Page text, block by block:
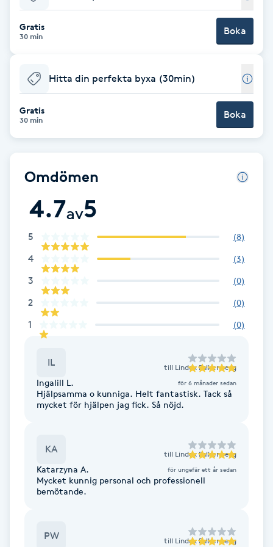
Babylights
Balayage
Barber
Bottenfärg
Brynformning
Brynfärgning
Brynplockning
Bröllopsuppsättning
Celluliter
Coachning
Gratis
30 min Boka
Hitta din perfekta byxa (30min)
Gratis
30 min Boka
Omdömen
4.7av5
5 (8)
4 (3)
3 (0)
2 (0)
1 (0)
IL till Lindex Falkenberg
Ingalill L. för 6 månader sedan
Hjälpsamma o kunniga. Helt fantastisk. Tack så
mycket för hjälpen jag fick. Så nöjd.
KA till Lindex Falkenberg
Katarzyna A. för ungefär ett år sedan
Mycket kunnig personal och professionell
bemötande.
PW till Lindex Falkenberg